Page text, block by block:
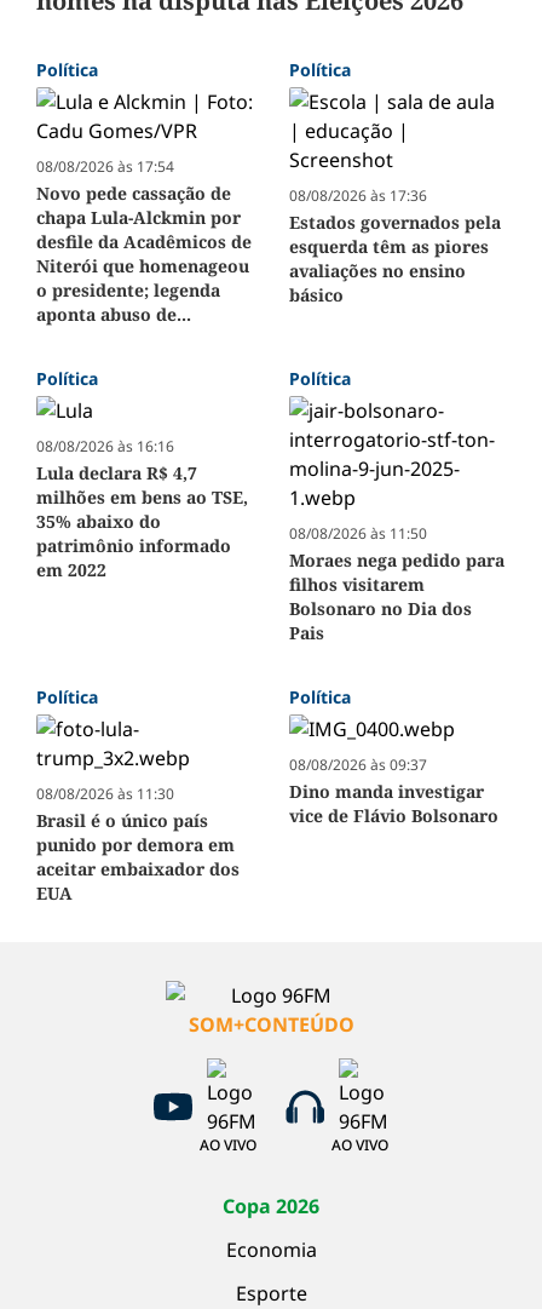
Política
08/08/2026 às 17:54
Novo pede cassação de
chapa Lula-Alckmin por
desfile da Acadêmicos de
Niterói que homenageou
o presidente; legenda
aponta abuso de...
Política
08/08/2026 às 17:36
Estados governados pela
esquerda têm as piores
avaliações no ensino
básico
Política
08/08/2026 às 16:16
Lula declara R$ 4,7
milhões em bens ao TSE,
35% abaixo do
patrimônio informado
em 2022
Política
08/08/2026 às 11:50
Moraes nega pedido para
filhos visitarem
Bolsonaro no Dia dos
Pais
Política
08/08/2026 às 11:30
Brasil é o único país
punido por demora em
aceitar embaixador dos
EUA
Política
08/08/2026 às 09:37
Dino manda investigar
vice de Flávio Bolsonaro
SOM+CONTEÚDO
AO VIVO AO VIVO
Copa 2026
Economia
Esporte